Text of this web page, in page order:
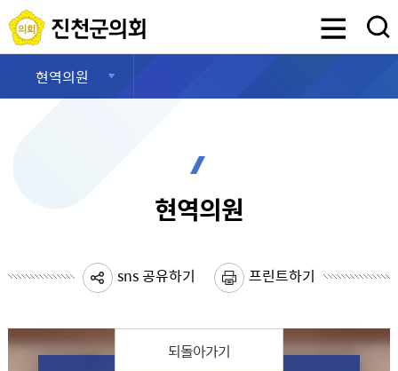
진천군의회
현역의원
현역의원
sns 공유하기 프린트하기
되돌아가기